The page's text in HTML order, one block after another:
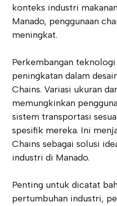
konteks industri
Manado, penggunaan
meningkat.
Perkembangan
peningkatan dalam
Chains. Variasi ukuran
memungkinkan
sistem transportasi
spesifik mereka. Ini
Chains sebagai solusi
industri di Manado.
Penting untuk dicatat
pertumbuhan industri,